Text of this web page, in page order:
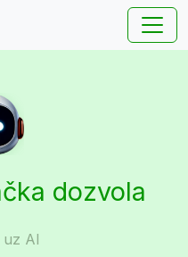
dozvola
uz AI